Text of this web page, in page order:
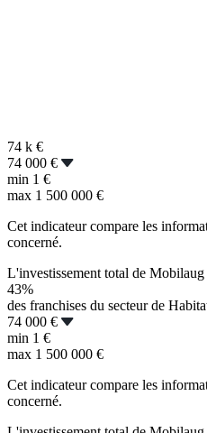
74 k €
74 000 €
min 1 €
max 1 500 000 €
Cet indicateur compare les
concerné.
L'investissement total de Mobilaug
43%
des franchises du secteur de
74 000 €
min 1 €
max 1 500 000 €
Cet indicateur compare les
concerné.